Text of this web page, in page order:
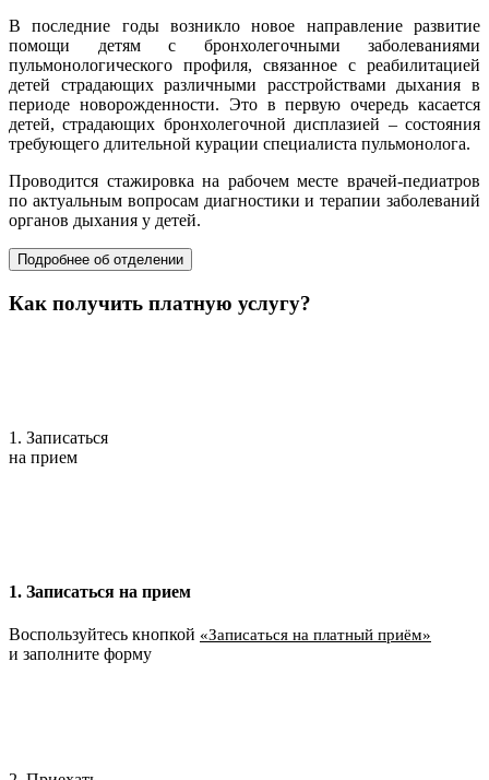
В последние годы возникло новое направление развитие
помощи детям с бронхолегочными заболеваниями
пульмонологического профиля, связанное с реабилитацией
детей страдающих различными расстройствами дыхания в
периоде новорожденности. Это в первую очередь касается
детей, страдающих бронхолегочной дисплазией – состояния
требующего длительной курации специалиста пульмонолога.
Проводится стажировка на рабочем месте врачей-педиатров
по актуальным вопросам диагностики и терапии заболеваний
органов дыхания у детей.
Подробнее об отделении
Как получить платную услугу?
1. Записаться
на прием
1. Записаться на прием
Воспользуйтесь кнопкой «Записаться на платный приём»
и заполните форму